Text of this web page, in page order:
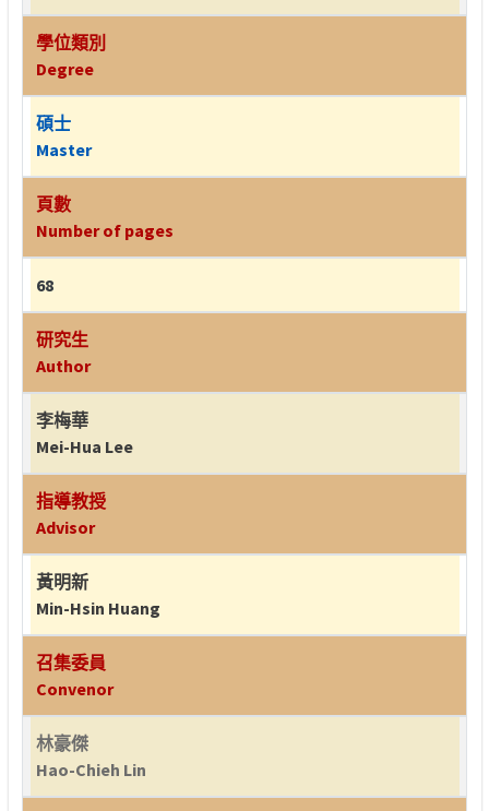
學位類別
Degree
碩士
Master
頁數
Number of pages
68
研究生
Author
李梅華
Mei-Hua Lee
指導教授
Advisor
黃明新
Min-Hsin Huang
召集委員
Convenor
林豪傑
Hao-Chieh Lin